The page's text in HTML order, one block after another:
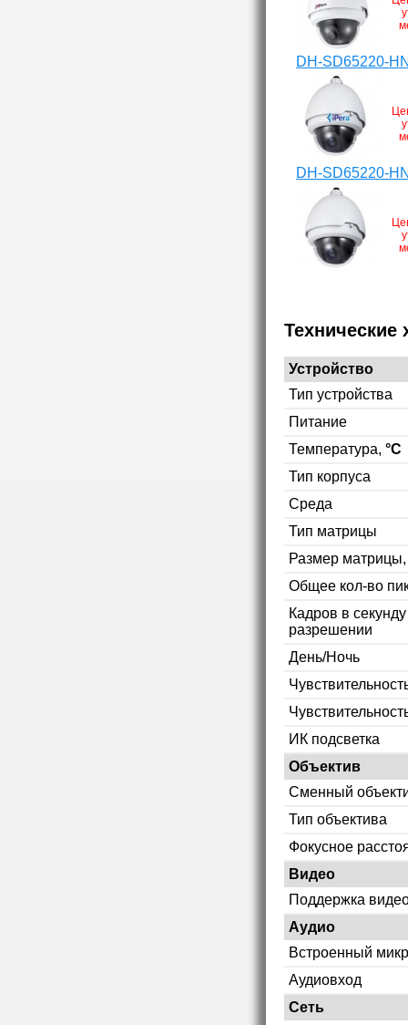
DH-SD65220-
DH-SD65220-
Технические
Устройство
Тип устройства
Питание
Температура, °C
Тип корпуса
Среда
Тип матрицы
Размер
Общее кол-во
Кадров в
разрешении
День/Ночь
ИК подсветка
Объектив
Сменный
Тип объектива
Фокусное
Видео
Поддержка
Аудио
Встроенный
Аудиовход
Сеть